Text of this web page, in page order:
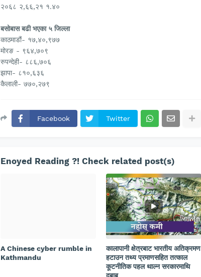
२०६८ २,६६,२१ १.४०
बसोबास बढी भएका ५ जिल्ला
काठमाडौं- १७,४०,९७७
मोरङ - ९६४,७०९
रुपन्देही- ८८६,७०६
झापा- ८१०,६३६
कैलाली- ७७०,२७९
Facebook Twitter
Enoyed Reading ?! Check related post(s)
A Chinese cyber rumble in
Kathmandu
कालापानी क्षेत्रबाट भारतीय अतिक्रमण
हटाउन तथ्य प्रमाणसहित तत्काल
कूटनीतिक पहल थाल्न सरकारमाथि